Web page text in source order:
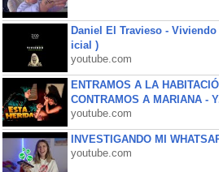
Daniel El Travieso -
icial )
youtube.com
ENTRAMOS A LA
CONTRAMOS A MARIANA -
youtube.com
INVESTIGANDO MI
youtube.com